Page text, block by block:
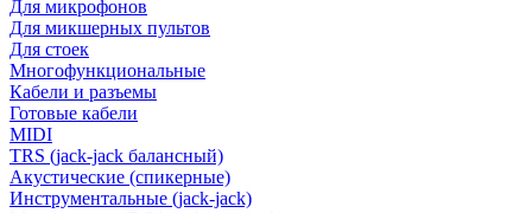
Для микрофонов
Для микшерных пультов
Для стоек
Многофункциональные
Кабели и разъемы
Готовые кабели
MIDI
TRS (jack-jack балансный)
Акустические (спикерные)
Инструментальные (jack-jack)